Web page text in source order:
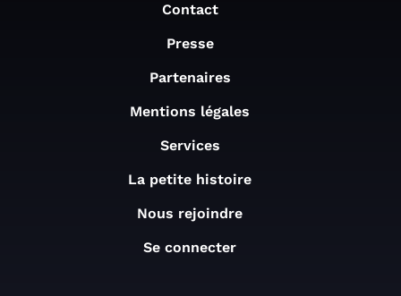
Contact
Presse
Partenaires
Mentions légales
Services
La petite histoire
Nous rejoindre
Se connecter